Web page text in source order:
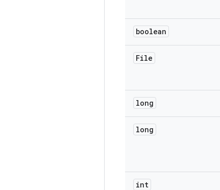
boolean
File
long
long
int